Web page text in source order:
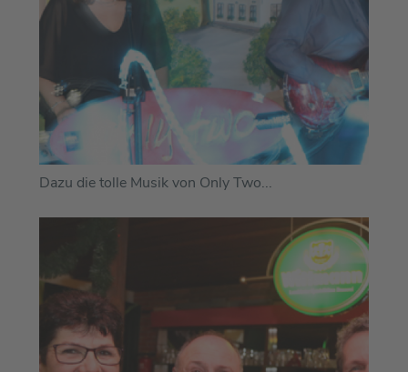
Dazu die tolle Musik von Only Two...